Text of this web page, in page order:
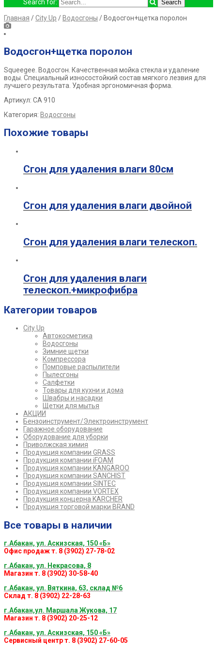
Search for:
Главная /City Up / Водосгоны / Водосгон+щетка поролон
Водосгон+щетка поролон
Squeegee. Водосгон. Качественная мойка стекла и удаление
воды. Специальный износостойкий состав мягкого лезвия для
лучшего результата. Удобная эргономичная форма.
Артикул: СА 910
Категория: Водосгоны
Похожие товары
Сгон для удаления влаги 80см
Сгон для удаления влаги двойной
Сгон для удаления влаги телескоп.
Сгон для удаления влаги
телескоп.+микрофибра
Категории товаров
City Up
Автокосметика
Водосгоны
Зимние щетки
Компрессора
Помповые распылители
Пылесгоны
Салфетки
Товары для кухни и дома
Швабры и насадки
Щетки для мытья
АКЦИИ
Бензоинструмент/Электроинструмент
Гаражное оборудование
Оборудование для уборки
Приволжская химия
Продукция компании GRASS
Продукция компании iFOAM
Продукция компании KANGAROO
Продукция компании SANCHIST
Продукция компании SINTEC
Продукция компании VORTEX
Продукция концерна KARCHER
Продукция торговой марки BRAND
Все товары в наличии
г.Абакан, ул. Аскизская, 150 «Б»
Офис продаж т. 8 (3902) 27-78-02
г.Абакан, ул. Некрасова, 8
Магазин т. 8 (3902) 30-58-40
г.Абакан, ул. Вяткина, 63, склад №6
Склад т. 8 (3902) 22-28-63
г.Абакан,ул. Маршала Жукова, 17
Магазин т. 8 (3902) 20-25-12
г.Абакан, ул. Аскизская, 150 «Б»
Сервисный центр т. 8 (3902) 27-60-05